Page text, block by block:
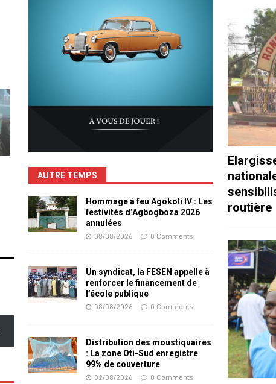
AUTRE TEMPS
Hommage à feu Agokoli IV : Les
festivités d’Agbogboza 2026
annulées
08/08/2026 0 Comments
Un syndicat, la FESEN appelle à
renforcer le financement de
l’école publique
08/08/2026 0 Comments
Distribution des moustiquaires
: La zone Oti-Sud enregistre
99% de couverture
02/08/2026 0 Comments
routière